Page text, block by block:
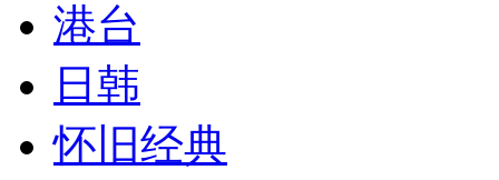
港台
日韩
怀旧经典